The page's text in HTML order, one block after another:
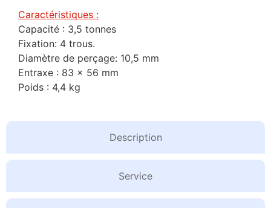
Description
Service
Caractéristiques :
Capacité : 3,5 tonnes
Fixation: 4 trous.
Diamètre de perçage: 10,5 mm
Entraxe : 83 x 56 mm
Poids : 4,4 kg